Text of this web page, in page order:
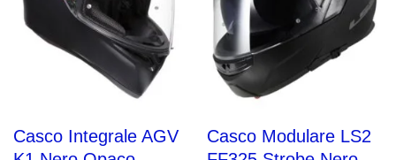
Casco Integrale AGV
Casco Modulare LS2